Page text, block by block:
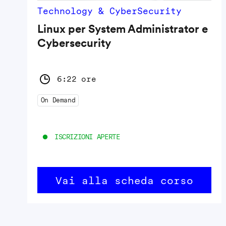
Technology & CyberSecurity
Linux per System Administrator e
Cybersecurity
6:22 ore
On Demand
ISCRIZIONI APERTE
Vai alla scheda corso